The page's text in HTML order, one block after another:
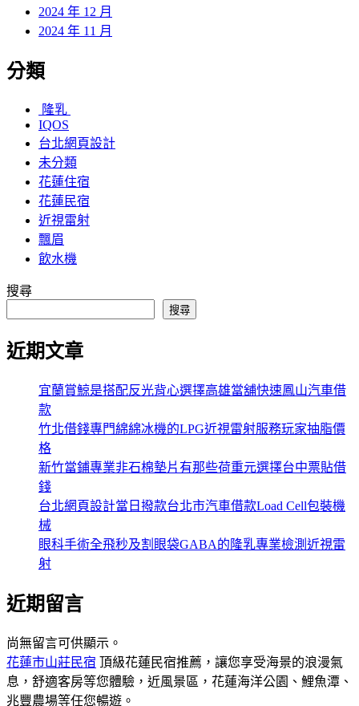
2024 年 12 月
2024 年 11 月
分類
隆乳
IQOS
台北網頁設計
未分類
花蓮住宿
花蓮民宿
近視雷射
飄眉
飲水機
搜尋
搜尋
近期文章
宜蘭賞鯨是搭配反光背心選擇高雄當舖快速鳳山汽車借
款
竹北借錢專門綿綿冰機的LPG近視雷射服務玩家抽脂價
格
新竹當鋪專業非石棉墊片有那些荷重元選擇台中票貼借
錢
台北網頁設計當日撥款台北市汽車借款Load Cell包裝機
械
眼科手術全飛秒及割眼袋GABA的隆乳專業檢測近視雷
射
近期留言
尚無留言可供顯示。
花蓮市山莊民宿 頂級花蓮民宿推薦，讓您享受海景的浪漫氣
息，舒適客房等您體驗，近風景區，花蓮海洋公園、鯉魚潭、
兆豐農場等任您暢遊。